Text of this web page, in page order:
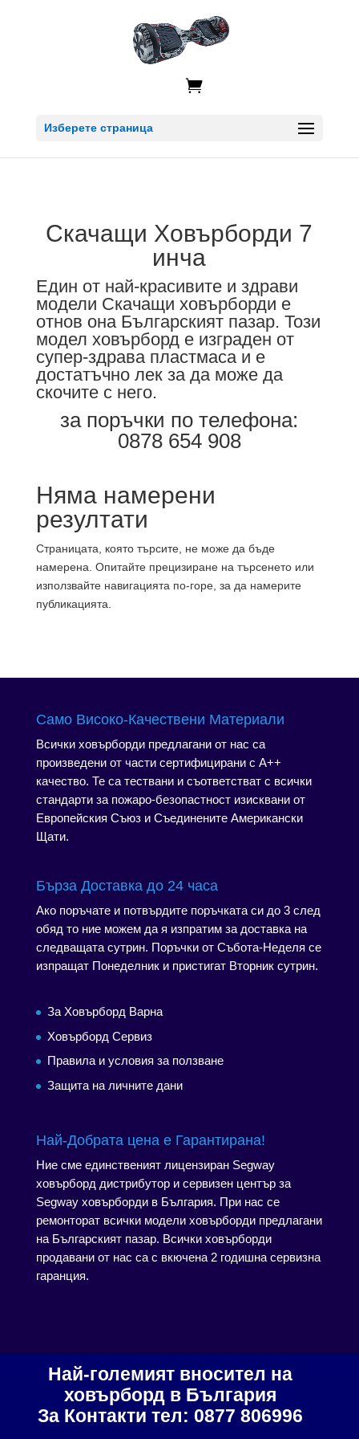

Изберете страница
Скачащи Ховърборди 7
инча
Един от най-красивите и здрави
модели Скачащи ховърборди е
отнов она Българският пазар. Този
модел ховърборд е изграден от
супер-здрава пластмаса и е
достатъчно лек за да може да
скочите с него.
за поръчки по телефона:
0878 654 908
Няма намерени
резултати
Страницата, която търсите, не може да бъде
намерена. Опитайте прецизиране на търсенето или
използвайте навигацията по-горе, за да намерите
публикацията.
Само Високо-Качествени Материали
Всички ховърборди предлагани от нас са
произведени от части сертифицирани с А++
качество. Те са тествани и съответстват с всички
стандарти за пожаро-безопастност изисквани от
Европейския Съюз и Съединените Американски
Щати.
Бърза Доставка до 24 часа
Ако поръчате и потвърдите поръчката си до 3 след
обяд то ние можем да я изпратим за доставка на
следващата сутрин. Поръчки от Събота-Неделя се
изпращат Понеделник и пристигат Вторник сутрин.
За Ховърборд Варна
Ховърборд Сервиз
Правила и условия за ползване
Защита на личните дани
Най-Добрата цена е Гарантирана!
Ние сме единственият лицензиран Segway
ховърборд дистрибутор и сервизен център за
Segway ховърборди в България. При нас се
ремонторат всички модели ховърборди предлагани
на Българският пазар. Всички ховърборди
продавани от нас са с вкючена 2 годишна сервизна
гаранция.
Най-големият вносител на
ховърборд в България
За Контакти тел: 0877 806996